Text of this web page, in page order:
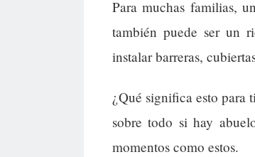
Para muchas familias,
también puede ser un
instalar barreras,
¿Qué significa esto para
sobre todo si hay
momentos como estos.